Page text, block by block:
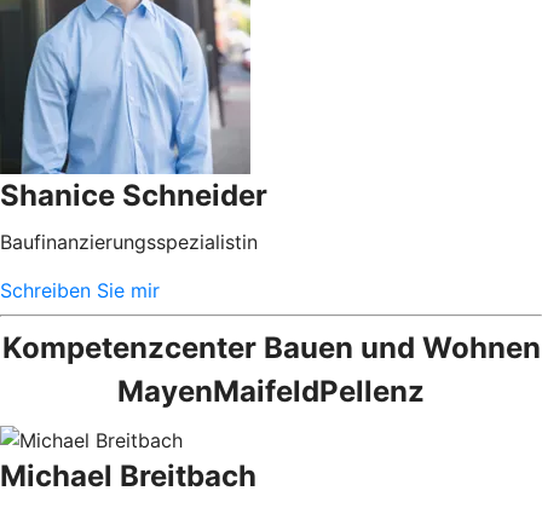
Shanice Schneider
Baufinanzierungsspezialistin
Schreiben Sie mir
Kompetenzcenter Bauen und Wohnen
MayenMaifeldPellenz
Michael Breitbach